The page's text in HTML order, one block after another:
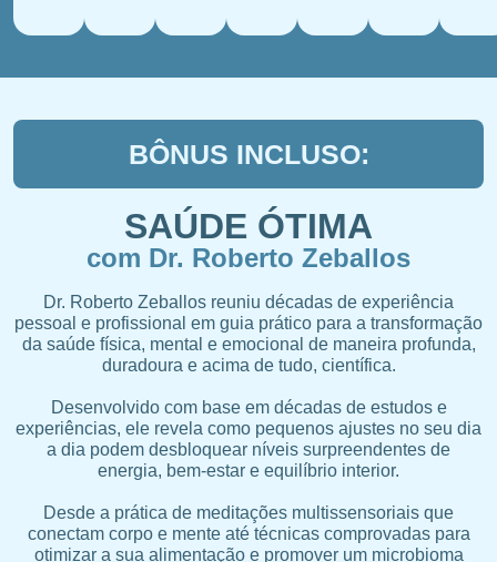
BÔNUS INCLUSO:
SAÚDE ÓTIMA
com Dr. Roberto Zeballos
Dr. Roberto Zeballos reuniu décadas de experiência
pessoal e profissional em guia prático para a transformação
da saúde física, mental e emocional de maneira profunda,
duradoura e acima de tudo, científica.
Desenvolvido com base em décadas de estudos e
experiências, ele revela como pequenos ajustes no seu dia
a dia podem desbloquear níveis surpreendentes de
energia, bem-estar e equilíbrio interior.
Desde a prática de meditações multissensoriais que
conectam corpo e mente até técnicas comprovadas para
otimizar a sua alimentação e promover um microbioma